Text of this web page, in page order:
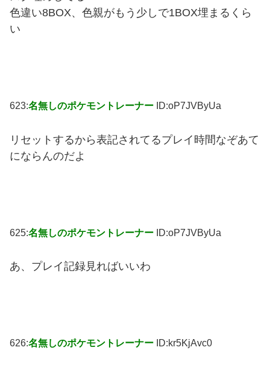
色違い8BOX、色親がもう少しで1BOX埋まるくら
い
623:名無しのポケモントレーナー ID:oP7JVByUa
リセットするから表記されてるプレイ時間なぞあて
にならんのだよ
625:名無しのポケモントレーナー ID:oP7JVByUa
あ、プレイ記録見ればいいわ
626:名無しのポケモントレーナー ID:kr5KjAvc0